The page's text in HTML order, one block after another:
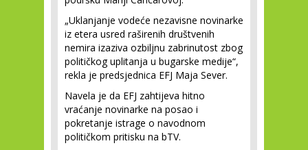
„Uklanjanje vodeće nezavisne novinarke
iz etera usred raširenih društvenih
nemira izaziva ozbiljnu zabrinutost zbog
političkog uplitanja u bugarske medije“,
rekla je predsjednica EFJ Maja Sever.
Navela je da EFJ zahtijeva hitno
vraćanje novinarke na posao i
pokretanje istrage o navodnom
političkom pritisku na bTV.